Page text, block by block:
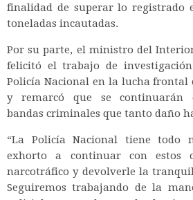
finalidad de superar lo registrado
toneladas incautadas.
Por su parte, el ministro del
felicitó el trabajo de
Policía Nacional en la lucha frontal
y remarcó que se continuarán
bandas criminales que tanto daño
“La Policía Nacional tiene todo
exhorto a continuar con estos
narcotráfico y devolverle la
Seguiremos trabajando de la